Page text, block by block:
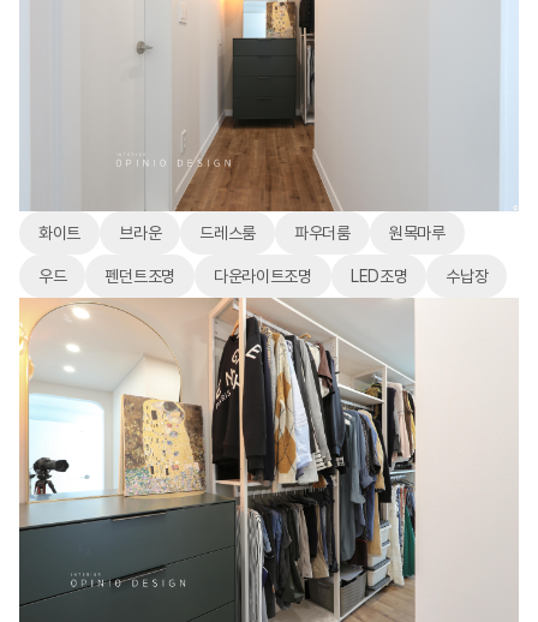
화이트 브라운 드레스룸 파우더룸 원목마루
우드 펜던트조명 다운라이트조명 LED조명 수납장